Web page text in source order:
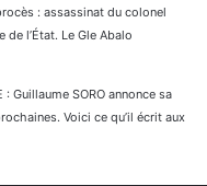
: assassinat du colonel
l’État. Le Gle Abalo
: Guillaume SORO annonce sa
Voici ce qu’il écrit aux